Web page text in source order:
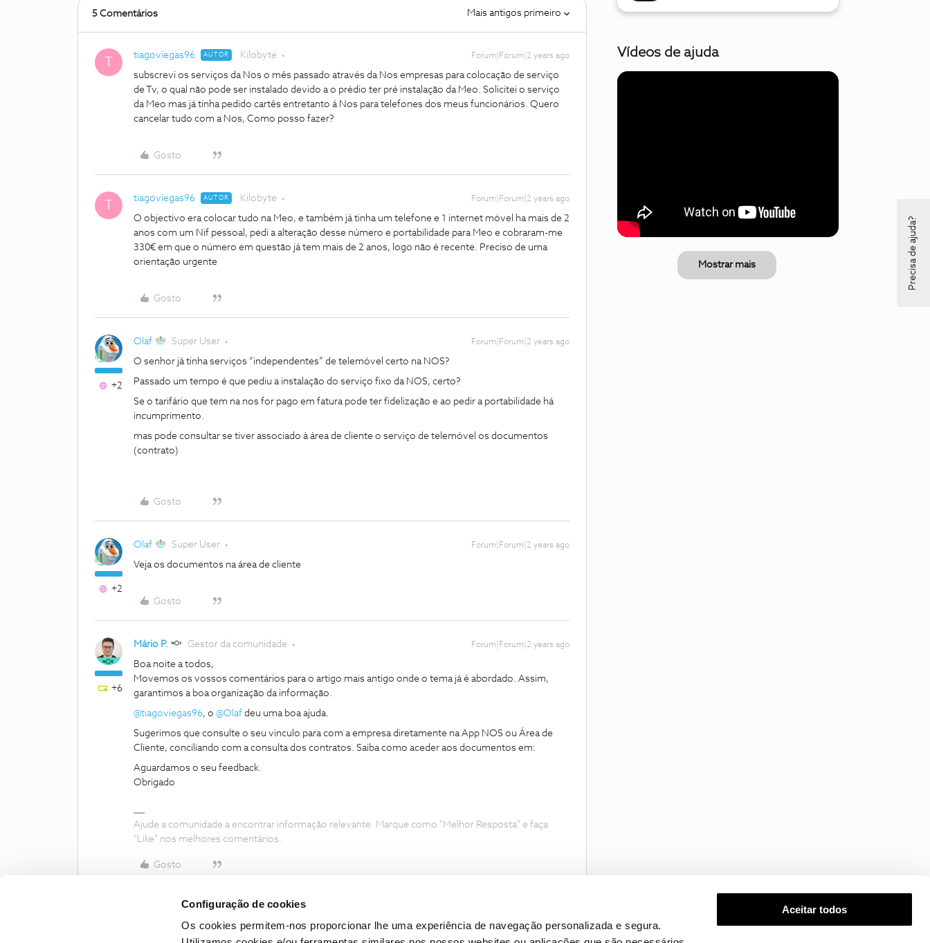
Configuração de cookies
Os cookies permitem-nos proporcionar lhe uma experiência de navegação personalizada e segura.
Aceitar todos
5 Comentários Mais antigos primeiro
tiagoviegas96 AUTOR Kilobyte Forum|Forum|2 years ago
subscrevi os serviços da Nos o mês passado através da Nos empresas para colocação de serviço
de Tv, o qual não pode ser instalado devido a o prédio ter pré instalação da Meo. Solicitei o serviço
da Meo mas já tinha pedido cartês entretanto á Nos para telefones dos meus funcionários. Quero
cancelar tudo com a Nos, Como posso fazer?
Gosto
tiagoviegas96 AUTOR Kilobyte Forum|Forum|2 years ago
O objectivo era colocar tudo na Meo, e também já tinha um telefone e 1 internet móvel ha mais de 2
anos com um Nif pessoal, pedi a alteração desse número e portabilidade para Meo e cobraram-me
330€ em que o número em questão já tem mais de 2 anos, logo não é recente. Preciso de uma
orientação urgente
Gosto
+2
Olaf Super User Forum|Forum|2 years ago
O senhor já tinha serviços “independentes” de telemóvel certo na NOS?
Passado um tempo é que pediu a instalação do serviço fixo da NOS, certo?
Se o tarifário que tem na nos for pago em fatura pode ter fidelização e ao pedir a portabilidade há
incumprimento.
mas pode consultar se tiver associado à área de cliente o serviço de telemóvel os documentos
(contrato)
Gosto
+2
Olaf Super User Forum|Forum|2 years ago
Veja os documentos na área de cliente
Gosto
+6
Mário P. Gestor da comunidade Forum|Forum|2 years ago
Boa noite a todos,
Movemos os vossos comentários para o artigo mais antigo onde o tema já é abordado. Assim,
garantimos a boa organização da informação.
@tiagoviegas96, o @Olaf deu uma boa ajuda.
Sugerimos que consulte o seu vinculo para com a empresa diretamente na App NOS ou Área de
Cliente, conciliando com a consulta dos contratos. Saiba como aceder aos documentos em:
Aguardamos o seu feedback.
Obrigado
Ajude a comunidade a encontrar informação relevante. Marque como "Melhor Resposta" e faça
"Like" nos melhores comentários.
Gosto
Vídeos de ajuda
Mostrar mais Precisa de ajuda?